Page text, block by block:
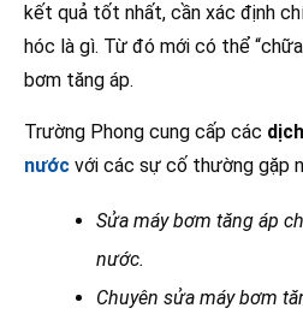
kết quả tốt nhất, cần xác định
hóc là gì. Từ đó mới có thể
bơm tăng áp.
Trường Phong cung cấp các
nước với các sự cố thường gặp
Sửa máy bơm tăng áp
nước.
Chuyên sửa máy bơm